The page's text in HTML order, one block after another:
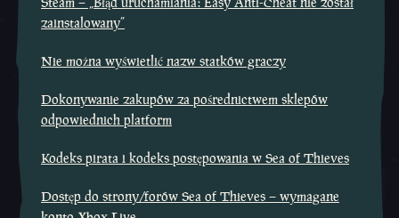
zainstalowany”
Nie można wyświetlić nazw statków graczy
Dokonywanie zakupów za pośrednictwem sklepów
odpowiednich platform
Kodeks pirata i kodeks postępowania w Sea of Thieves
Dostęp do strony/forów Sea of Thieves – wymagane